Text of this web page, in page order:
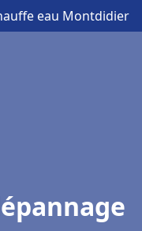
eau Montdidier